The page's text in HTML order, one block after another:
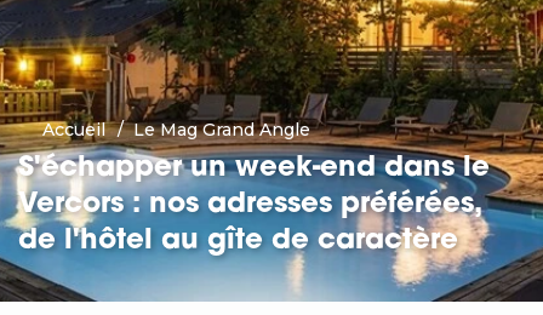
Accueil Le Mag Grand Angle
S'échapper un week-end dans le
Vercors : nos adresses préférées,
de l'hôtel au gîte de caractère